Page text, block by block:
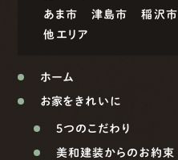
あま市
津島市 稲沢市
他エリア
ホーム
お家をきれいに
5つのこだわり
美和建装からのお約束